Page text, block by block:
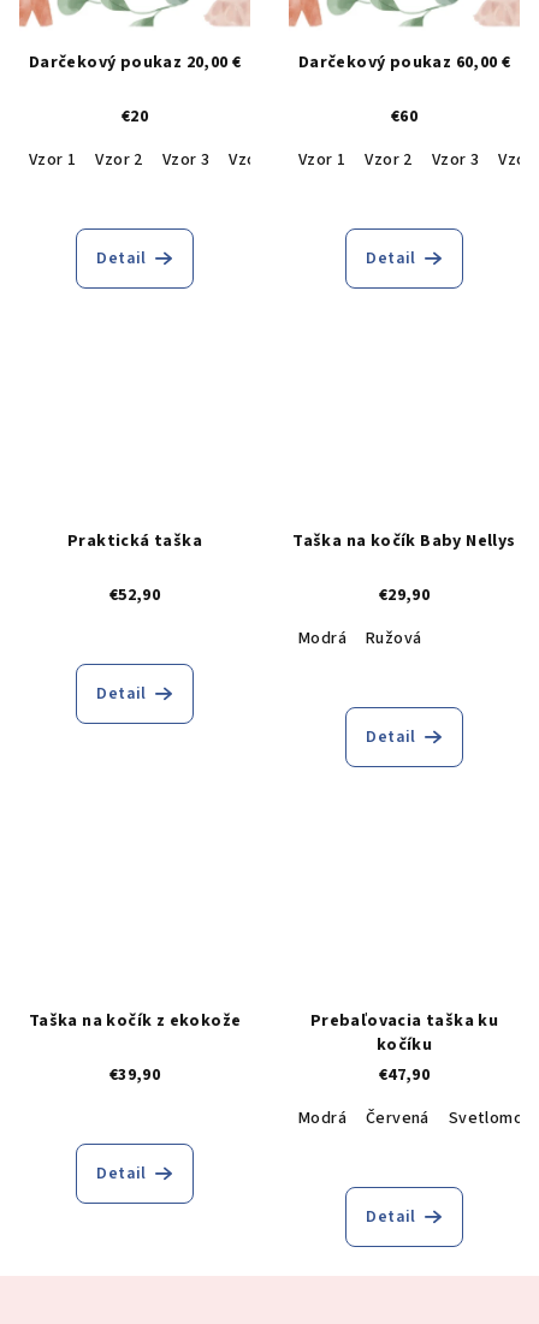
Darčekový poukaz 20,00 €
€20
Vzor 1
Vzor 2 Vzor 3 Vzor 4
Detail
Darčekový poukaz 60,00 €
€60
Vzor 1
Vzor 2 Vzor 3 Vzor
Detail
Praktická taška
€52,90
Detail
Taška na kočík Baby Nellys
€29,90
Modrá
Ružová
Detail
Taška na kočík z ekokože
€39,90
Detail
Prebaľovacia taška ku
kočíku
€47,90
Modrá
Červená
Detail